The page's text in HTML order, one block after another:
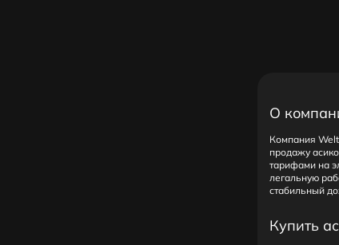
О
Компания
продажу
тарифами на
легальную
стабильный
Купить